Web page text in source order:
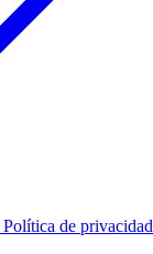
Política de privacidad